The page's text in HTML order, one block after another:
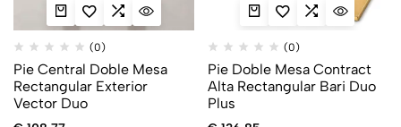
(0)
Pie Central Doble Mesa
Rectangular Exterior
Vector Duo
(0)
Pie Doble Mesa Contract
Alta Rectangular Bari Duo
Plus